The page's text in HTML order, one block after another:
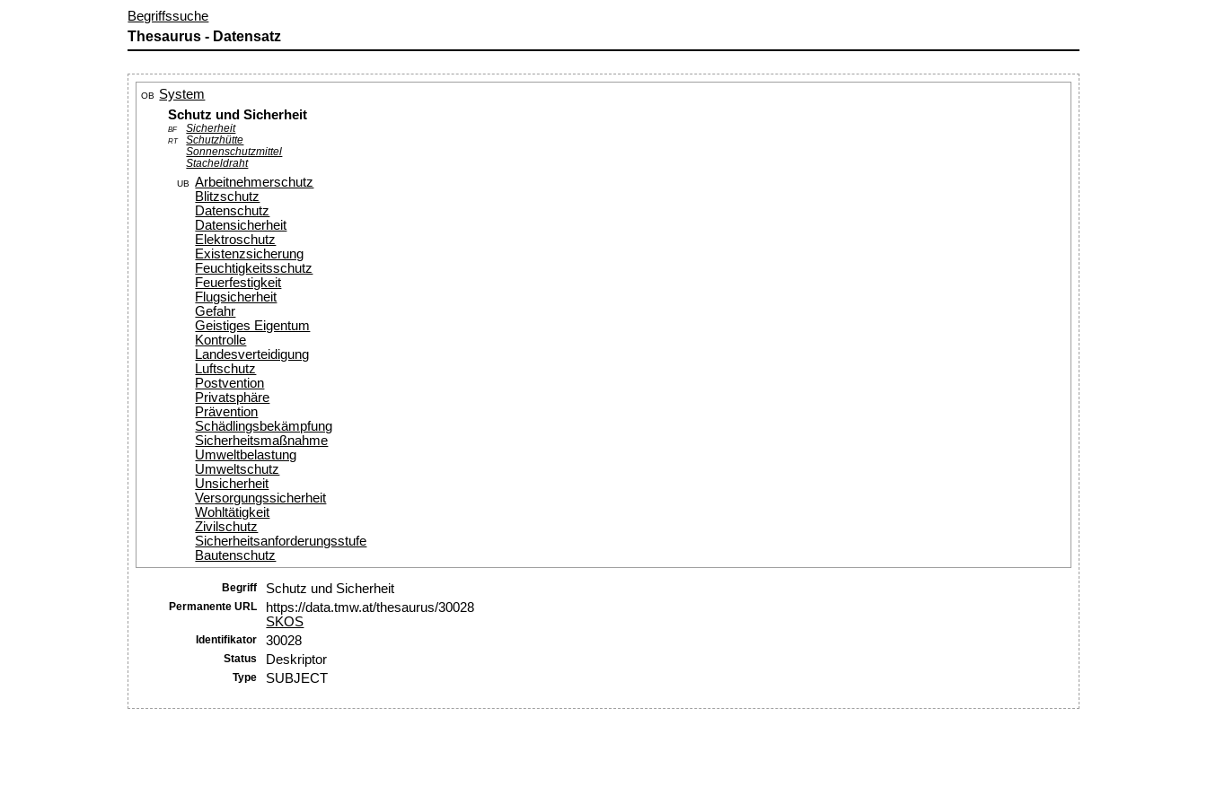
Begriffssuche
Thesaurus - Datensatz
OB
System
Schutz und Sicherheit
BF Sicherheit
RT
Schutzhütte
Sonnenschutzmittel
Stacheldraht
UB
Arbeitnehmerschutz
Blitzschutz
Datenschutz
Datensicherheit
Elektroschutz
Existenzsicherung
Feuchtigkeitsschutz
Feuerfestigkeit
Flugsicherheit
Gefahr
Geistiges Eigentum
Kontrolle
Landesverteidigung
Luftschutz
Postvention
Privatsphäre
Prävention
Schädlingsbekämpfung
Sicherheitsmaßnahme
Umweltbelastung
Umweltschutz
Unsicherheit
Versorgungssicherheit
Wohltätigkeit
Zivilschutz
Sicherheitsanforderungsstufe
Bautenschutz
Begriff Schutz und Sicherheit
Permanente URL
https://data.tmw.at/thesaurus/30028
SKOS
Identifikator 30028
Status Deskriptor
Type SUBJECT